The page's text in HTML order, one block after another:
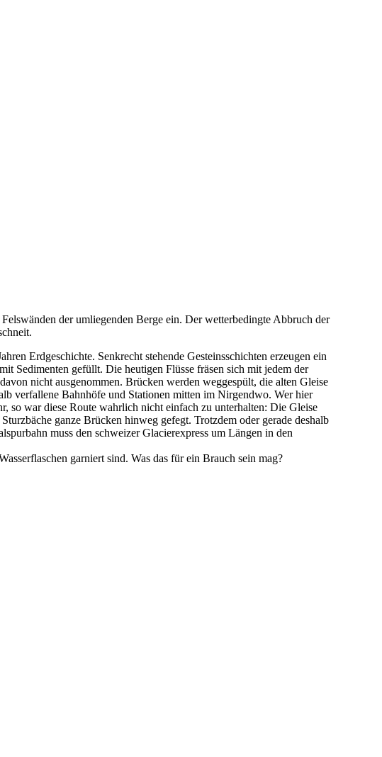
der umliegenden Berge ein. Der wetterbedingte Abbruch der
Erdgeschichte. Senkrecht stehende Gesteinsschichten erzeugen ein
Sedimenten gefüllt. Die heutigen Flüsse fräsen sich mit jedem der
nicht ausgenommen. Brücken werden weggespült, die alten Gleise
verfallene Bahnhöfe und Stationen mitten im Nirgendwo. Wer hier
so war diese Route wahrlich nicht einfach zu unterhalten: Die Gleise
ganze Brücken hinweg gefegt. Trotzdem oder gerade deshalb
muss den schweizer Glacierexpress um Längen in den
garniert sind. Was das für ein Brauch sein mag?